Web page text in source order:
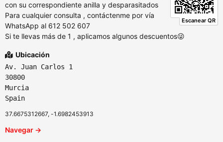
Escanear QR
con su correspondiente anilla y desparasitados
Para cualquier consulta , contáctenme por vía
WhatsApp al 612 502 607
Si te llevas más de 1 , aplicamos algunos descuentos😜
Ubicación
Av. Juan Carlos 1
30800
Murcia
Spain
37.6675312667, -1.6982453913
Navegar →